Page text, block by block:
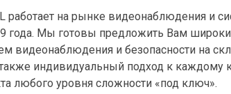
работает на рынке видеонаблюдения и
года. Мы готовы предложить Вам
видеонаблюдения и безопасности на
также индивидуальный подход к каждому
любого уровня сложности «под ключ».